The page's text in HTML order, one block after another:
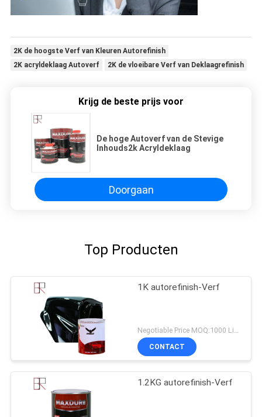
2K de hoogste Verf van Kleuren Autorefinish
2K acryldeklaag Autoverf
2K de vloeibare Verf van Deklaagrefinish
Krijg de beste prijs voor
De hoge Autoverf van de Stevige
Inhouds2k Acryldeklaag
Doorgaan
Top Producten
1K autorefinish-Verf
CONTACT
1.2KG autorefinish-Verf